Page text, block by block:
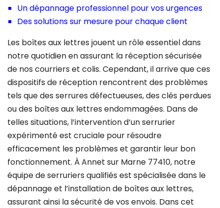
Un dépannage professionnel pour vos urgences
Des solutions sur mesure pour chaque client
Les boîtes aux lettres jouent un rôle essentiel dans
notre quotidien en assurant la réception sécurisée
de nos courriers et colis. Cependant, il arrive que ces
dispositifs de réception rencontrent des problèmes
tels que des serrures défectueuses, des clés perdues
ou des boîtes aux lettres endommagées. Dans de
telles situations, l’intervention d’un serrurier
expérimenté est cruciale pour résoudre
efficacement les problèmes et garantir leur bon
fonctionnement. À Annet sur Marne 77410, notre
équipe de serruriers qualifiés est spécialisée dans le
dépannage et l’installation de boîtes aux lettres,
assurant ainsi la sécurité de vos envois. Dans cet